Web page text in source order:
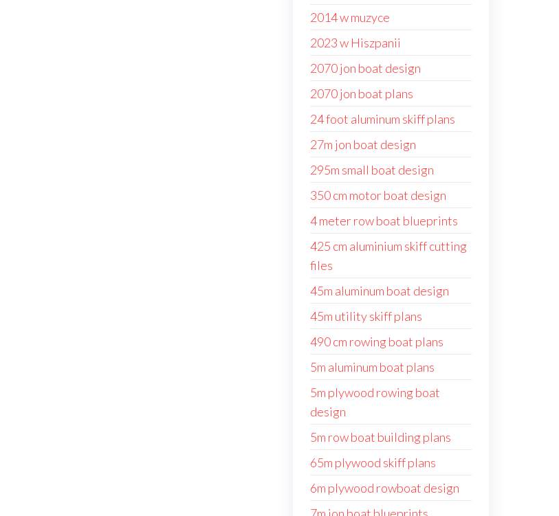
2014 w muzyce
2023 w Hiszpanii
2070 jon boat design
2070 jon boat plans
24 foot aluminum skiff plans
27m jon boat design
295m small boat design
350 cm motor boat design
4 meter row boat blueprints
425 cm aluminium skiff cutting
files
45m aluminum boat design
45m utility skiff plans
490 cm rowing boat plans
5m aluminum boat plans
5m plywood rowing boat
design
5m row boat building plans
65m plywood skiff plans
6m plywood rowboat design